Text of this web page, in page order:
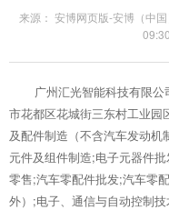
来源： 安博网页版-安博（中
广州汇光智能科技有限公
市花都区花城街三东村工业园
及配件制造（不含汽车发动机
元件及组件制造;电子元器件
零售;汽车零配件批发;汽车零
外） ;电子、通信与自动控制